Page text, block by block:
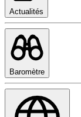
Actualités
Baromètre